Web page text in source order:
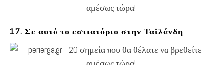
17. Σε αυτό το εστιατόριο στην Ταϊλάνδη